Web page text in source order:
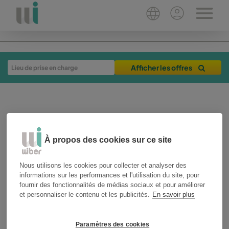
Afficher les offres
17-11-2025 2 min
conseils de voyage
Conseils pour
À propos des cookies sur ce site
Nous utilisons les cookies pour collecter et analyser des
informations sur les performances et l'utilisation du site, pour
fournir des fonctionnalités de médias sociaux et pour améliorer
et personnaliser le contenu et les publicités. En savoir plus
Paramètres des cookies